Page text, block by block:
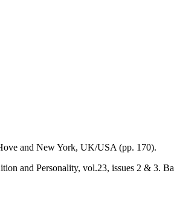
and New York, UK/USA (pp. 170).
and Personality, vol.23, issues 2 & 3.